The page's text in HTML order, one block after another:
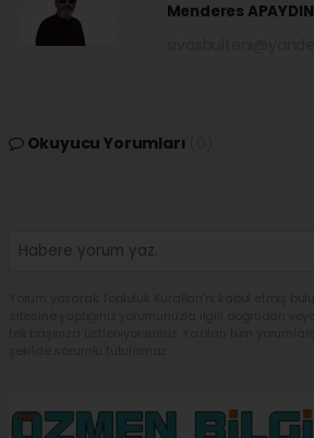
Menderes APAYDIN
Okuyucu Yorumları